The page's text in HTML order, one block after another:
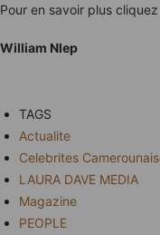
Pour en savoir plus cliquez
William Nlep
TAGS
Actualite
Celebrites
LAURA DAVE MEDIA
Magazine
PEOPLE